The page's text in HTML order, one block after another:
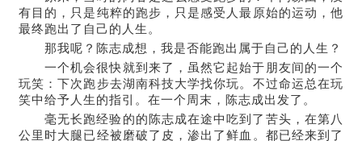
有目的，只是纯粹的跑步，只是感受人最原始的运动，他
最终跑出了自己的人生。
那我呢？陈志成想，我是否能跑出属于自己的人生？
一个机会很快就到来了，虽然它起始于朋友间的一个
玩笑：下次跑步去湖南科技大学找你玩。不过命运总在玩
笑中给予人生的指引。在一个周末，陈志成出发了。
毫无长跑经验的的陈志成在途中吃到了苦头，在第八
公里时大腿已经被磨破了皮，渗出了鲜血。都已经来到了